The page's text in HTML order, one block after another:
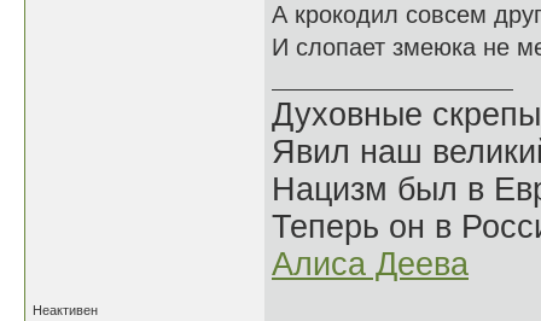
А крокодил совсем
И слопает змеюка не
Духовные
Явил наш
Нацизм был в
Теперь он в
Алиса Деева
Неактивен